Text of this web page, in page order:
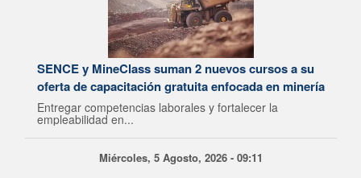
SENCE y MineClass suman 2 nuevos cursos a su
oferta de capacitación gratuita enfocada en minería
Entregar competencias laborales y fortalecer la
empleabilidad en...
Miércoles, 5 Agosto, 2026 - 09:11